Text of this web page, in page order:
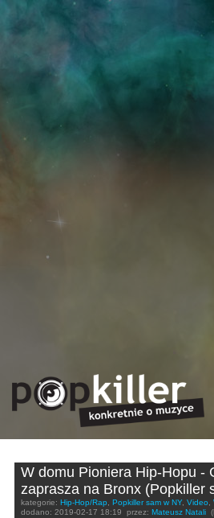
W domu Pioniera Hip-Hopu -
zaprasza na Bronx (Popkiller
kategorie: Hip-Hop/Rap, Popkiller sam w NY, Video,
dodano: 2019-02-17 18:19 przez: Mateusz Natali